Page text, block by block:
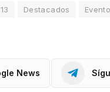
Destacados
News